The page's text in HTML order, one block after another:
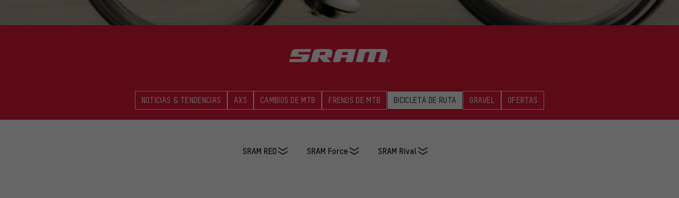
NOTICIAS & TENDENCIAS AXS CAMBIOS DE MTB FRENOS DE MTB BICICLETA DE RUTA GRAVEL OFERTAS
SRAM RED SRAM Force SRAM Rival